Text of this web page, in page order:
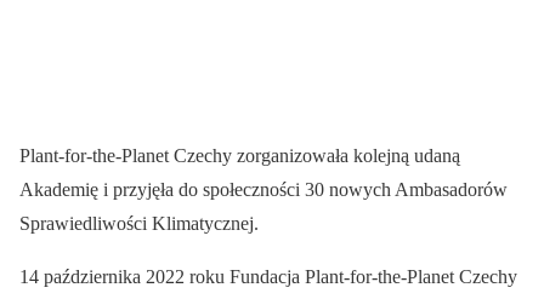
Plant-for-the-Planet Czechy zorganizowała kolejną udaną
Akademię i przyjęła do społeczności 30 nowych Ambasadorów
Sprawiedliwości Klimatycznej.
14 października 2022 roku Fundacja Plant-for-the-Planet Czechy